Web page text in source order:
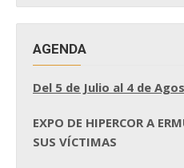
AGENDA
Del 5 de Julio al 4 de
EXPO DE HIPERCOR A
SUS VÍCTIMAS